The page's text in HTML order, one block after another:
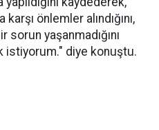
önlemler alındığını,
sorun yaşanmadığını
diye konuştu.